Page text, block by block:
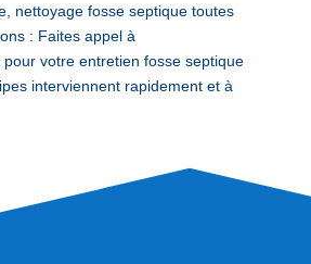
nettoyage fosse septique toutes
: Faites appel à
pour votre entretien fosse septique
interviennent rapidement et à